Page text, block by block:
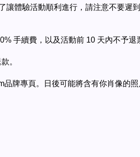
體驗活動順利進行，請注意不要遲
手續費，以及活動前 10 天內不予退
。
牌專頁。日後可能將含有你肖像的